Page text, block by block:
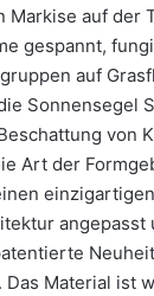
Markise auf der
gespannt,
auf
Sonnensegel
von
Art der
. Das Material ist